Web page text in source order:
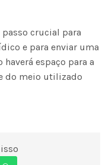
passo crucial para
e para enviar uma
espaço para a
do meio utilizado